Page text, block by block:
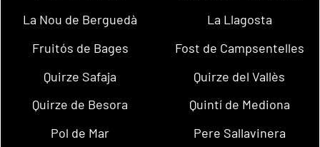
La Nou de Berguedà
La Llagosta
Fruitós de Bages
Fost de Campsentelles
Quirze Safaja
Quirze del Vallès
Quirze de Besora
Quintí de Mediona
Pol de Mar
Pere Sallavinera